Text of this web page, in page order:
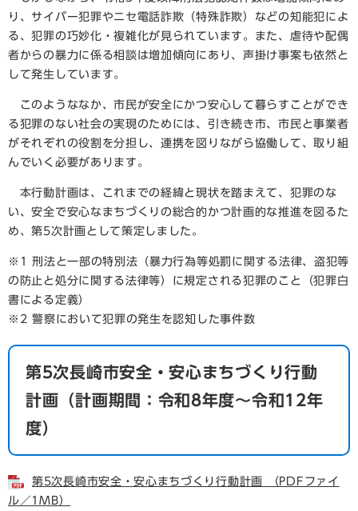
り、サイバー犯罪やニセ電話詐欺（特殊詐欺）などの知能犯によ
る、犯罪の巧妙化・複雑化が見られています。また、虐待や配偶
者からの暴力に係る相談は増加傾向にあり、声掛け事案も依然と
して発生しています。
このようななか、市民が安全にかつ安心して暮らすことができ
る犯罪のない社会の実現のためには、引き続き市、市民と事業者
がそれぞれの役割を分担し、連携を図りながら協働して、取り組
んでいく必要があります。
本行動計画は、これまでの経緯と現状を踏まえて、犯罪のな
い、安全で安心なまちづくりの総合的かつ計画的な推進を図るた
め、第5次計画として策定しました。
※1 刑法と一部の特別法（暴力行為等処罰に関する法律、盗犯等
の防止と処分に関する法律等）に規定される犯罪のこと（犯罪白
書による定義）
※2 警察において犯罪の発生を認知した事件数
第5次長崎市安全・安心まちづくり行動
計画（計画期間：令和8年度～令和12年
度）
第5次長崎市安全・安心まちづくり行動計画 （PDFファイ
ル／1MB）